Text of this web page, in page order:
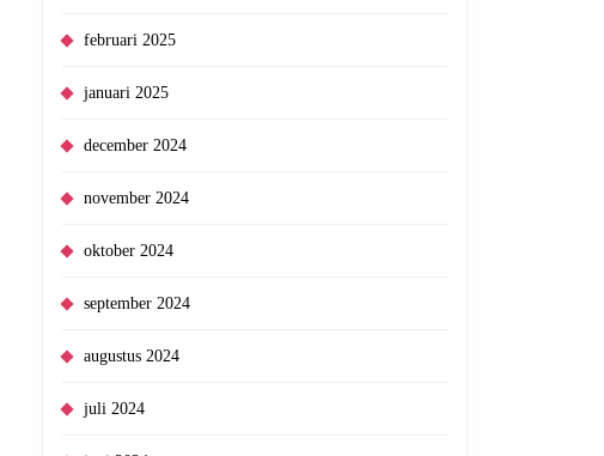
februari 2025
januari 2025
december 2024
november 2024
oktober 2024
september 2024
augustus 2024
juli 2024